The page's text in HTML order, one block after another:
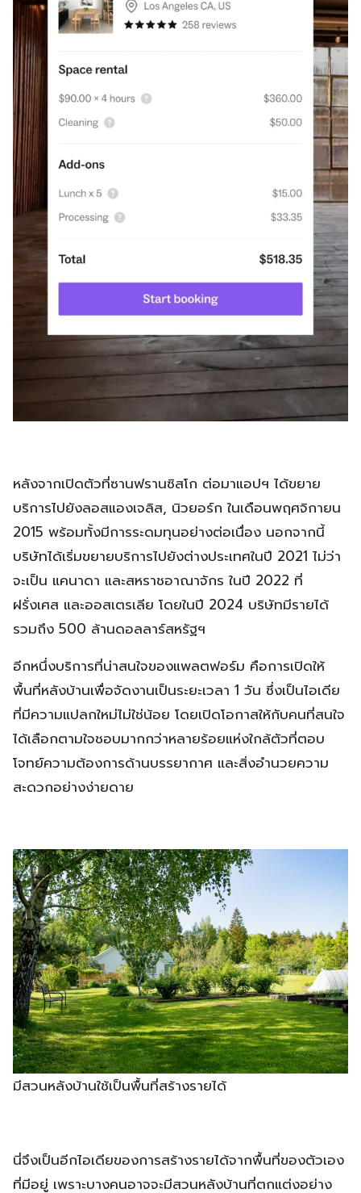
หลังจากเปิดตัวที่ซานฟรานซิสโก ต่อมาแอปฯ ได้ขยาย
บริการไปยังลอสแองเจลิส, นิวยอร์ก ในเดือนพฤศจิกายน
2015 พร้อมทั้งมีการระดมทุนอย่างต่อเนื่อง นอกจากนี้
บริษัทได้เริ่มขยายบริการไปยังต่างประเทศในปี 2021 ไม่ว่า
จะเป็น แคนาดา และสหราชอาณาจักร ในปี 2022 ที่
ฝรั่งเศส และออสเตรเลีย โดยในปี 2024 บริษัทมีรายได้
รวมถึง 500 ล้านดอลลาร์สหรัฐฯ
อีกหนึ่งบริการที่น่าสนใจของแพลตฟอร์ม คือการเปิดให้
พื้นที่หลังบ้านเพื่อจัดงานเป็นระยะเวลา 1 วัน ซึ่งเป็นไอเดีย
ที่มีความแปลกใหม่ไม่ใช่น้อย โดยเปิดโอกาสให้กับคนที่สนใจ
ได้เลือกตามใจชอบมากกว่าหลายร้อยแห่งใกล้ตัวที่ตอบ
โจทย์ความต้องการด้านบรรยากาศ และสิ่งอำนวยความ
สะดวกอย่างง่ายดาย
มีสวนหลังบ้านใช้เป็นพื้นที่สร้างรายได้
นี่จึงเป็นอีกไอเดียของการสร้างรายได้จากพื้นที่ของตัวเอง
ที่มีอยู่ เพราะบางคนอาจจะมีสวนหลังบ้านที่ตกแต่งอย่าง